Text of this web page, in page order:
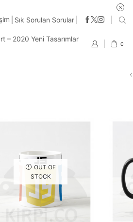
Sık Sorulan Sorular
– 2020 Yeni Tasarımlar
0
OUT OF
STOCK